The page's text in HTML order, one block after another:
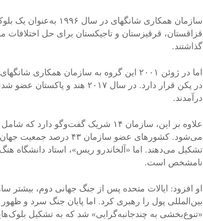
سازمان همکاری
قزاقستان، قرقیزستان و تاجیکستان برای حل
گذاشتند.
اما در ژوئن ۲۰۰۱ این گروه به سازمان
درآمدند.
علاوه بر این، سازمان ۱۴ شریک
تشکیل می‌دهند. اما «آلخاندرو ریس»، استاد دانشگاه
نامشخص است.
او افزود: ایالات متحده پس از جنگ جهانی دوم، بیشتر
بین‌المللی پول را رهبری کرد. اما پایان جنگ سرد و
«تنوع‌بخشی به چندجانبه‌گرایی» شد که به تشکیل